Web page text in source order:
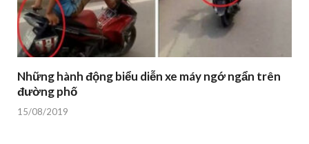
Những hành động biểu diễn xe máy ngớ ngẩn trên
đường phố
15/08/2019